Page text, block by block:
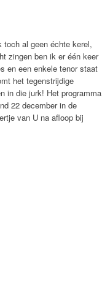
toch al geen échte kerel,
zingen ben ik er één keer
en een enkele tenor staat
het tegenstrijdige
in die jurk! Het programma
22 december in de
van U na afloop bij